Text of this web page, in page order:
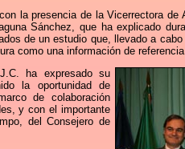
la presencia de la Vicerrectora de
Sánchez, que ha explicado
de un estudio que, llevado a
como una información de
ha expresado su
la oportunidad de
de colaboración
y con el importante
del Consejero de